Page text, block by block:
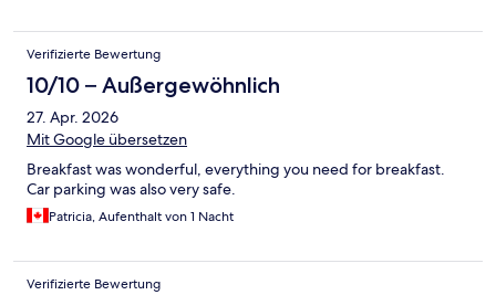
Verifizierte Bewertung
10/10 – Außergewöhnlich
27. Apr. 2026
Mit Google übersetzen
Breakfast was wonderful, everything you need for breakfast.
Car parking was also very safe.
Patricia, Aufenthalt von 1 Nacht
Verifizierte Bewertung